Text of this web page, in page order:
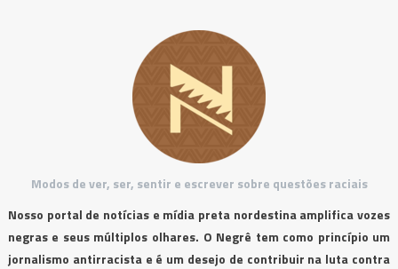
Modos de ver, ser, sentir e escrever sobre questões raciais
Nosso portal de notícias e mídia preta nordestina amplifica vozes
negras e seus múltiplos olhares. O Negrê tem como princípio um
jornalismo antirracista e é um desejo de contribuir na luta contra